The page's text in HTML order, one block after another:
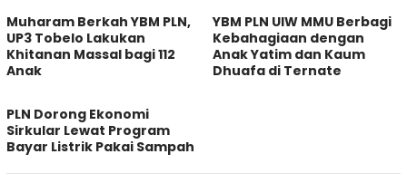
Muharam Berkah YBM PLN,
UP3 Tobelo Lakukan
Khitanan Massal bagi 112
Anak
YBM PLN UIW MMU Berbagi
Kebahagiaan dengan
Anak Yatim dan Kaum
Dhuafa di Ternate
PLN Dorong Ekonomi
Sirkular Lewat Program
Bayar Listrik Pakai Sampah